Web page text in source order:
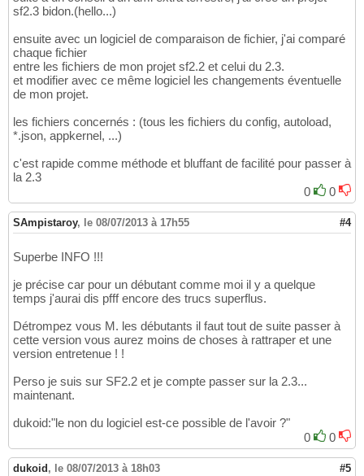
sf2.3 bidon.(hello...)
ensuite avec un logiciel de comparaison de fichier, j'ai comparé
chaque fichier
entre les fichiers de mon projet sf2.2 et celui du 2.3.
et modifier avec ce même logiciel les changements éventuelle
de mon projet.
les fichiers concernés : (tous les fichiers du config, autoload,
*.json, appkernel, ...)
c'est rapide comme méthode et bluffant de facilité pour passer à
la 2.3
0
0
SAmpistaroy, le 08/07/2013 à 17h55 #4
Superbe INFO !!!
je précise car pour un débutant comme moi il y a quelque
temps j'aurai dis pfff encore des trucs superflus.
Détrompez vous M. les débutants il faut tout de suite passer à
cette version vous aurez moins de choses à rattraper et une
version entretenue ! !
Perso je suis sur SF2.2 et je compte passer sur la 2.3...
maintenant.
dukoid:"le non du logiciel est-ce possible de l'avoir ?"
0
0
dukoid , le 08/07/2013 à 18h03 #5